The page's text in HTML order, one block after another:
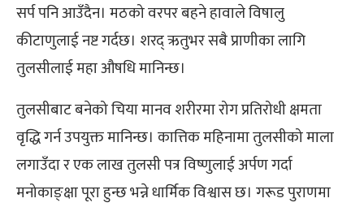
सर्प पनि आउँदैन। मठको वरपर बहने हावाले विषालु
कीटाणुलाई नष्ट गर्दछ। शरद् ऋतुभर सबै प्राणीका लागि
तुलसीलाई महा औषधि मानिन्छ।
तुलसीबाट बनेको चिया मानव शरीरमा रोग प्रतिरोधी क्षमता
वृद्धि गर्न उपयुक्त मानिन्छ। कात्तिक महिनामा तुलसीको माला
लगाउँदा र एक लाख तुलसी पत्र विष्णुलाई अर्पण गर्दा
मनोकाङ्क्षा पूरा हुन्छ भन्ने धार्मिक विश्वास छ। गरूड पुराणमा